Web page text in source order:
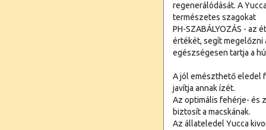
regenerálódását. A
természetes szagokat
PH-SZABÁLYOZÁS - az
értékét, segít megelőzni
egészségesen tartja a
A jól emészthető eledel
javítja annak ízét.
Az optimális fehérje- és
biztosít a macskának.
Az állateledel Yucca